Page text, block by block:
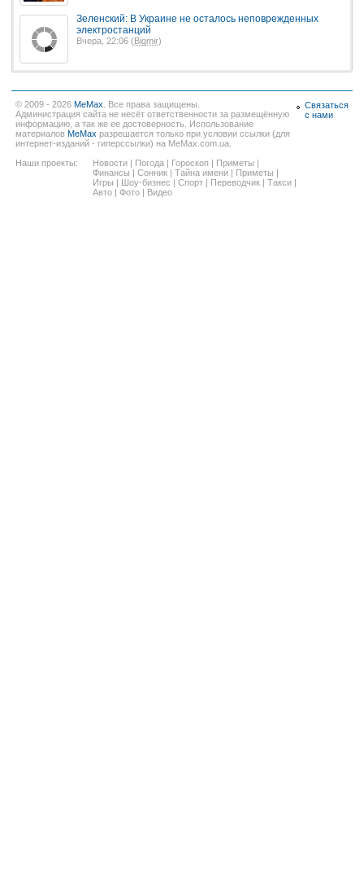
Зеленский: В Украине не осталось неповрежденных
электростанций
Вчера, 22:06 ( Bigmir)
© 2009 - 2026 MeMax . Все права защищены.
Администрация сайта не несёт ответственности за размещённую
информацию, а так же ее достоверность. Использование
материалов MeMax разрешается только при условии ссылки (для
интернет-изданий - гиперссылки) на MeMax.com.ua.
Наши проекты:
Новости Погода Гороскоп Приметы
Финансы
Сонник Тайна имени Приметы
Игры
Шоу-бизнес Спорт Переводчик Такси
Авто
Фото Видео
Связаться
с нами